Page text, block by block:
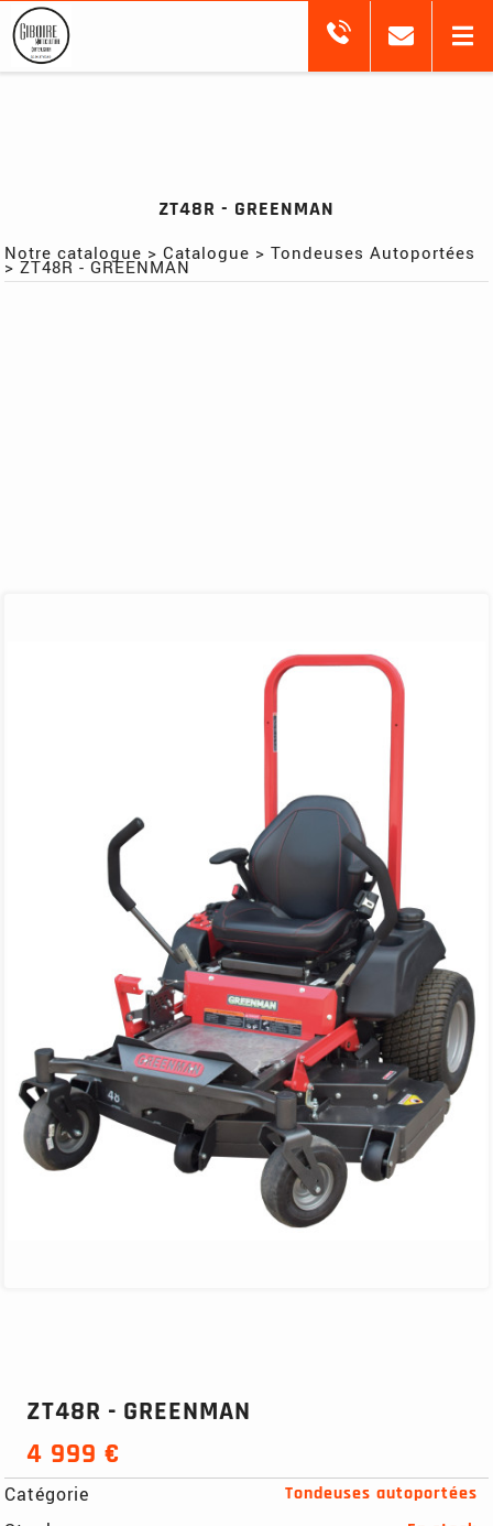
ZT48R - GREENMAN
Notre catalogue >Catalogue >Tondeuses Autoportées
>ZT48R - GREENMAN
ZT48R - GREENMAN
4 999 €
Catégorie
Tondeuses autoportées